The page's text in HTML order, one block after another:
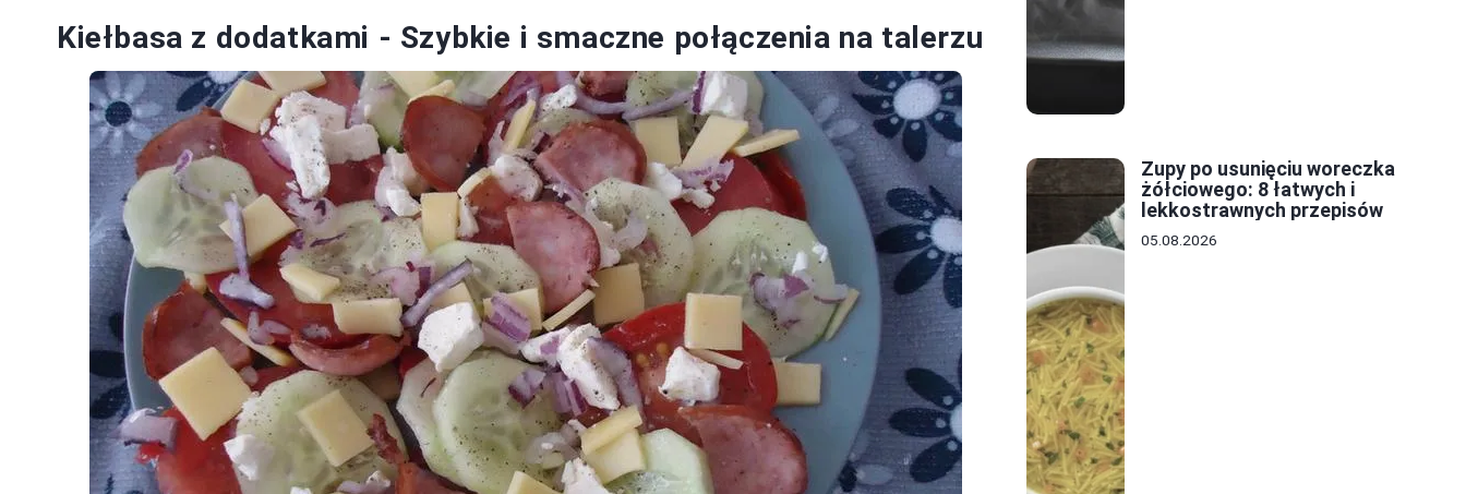
Kiełbasa z dodatkami - Szybkie i smaczne połączenia na talerzu
Zupy po usunięciu woreczka
żółciowego: 8 łatwych i
lekkostrawnych przepisów
05.08.2026